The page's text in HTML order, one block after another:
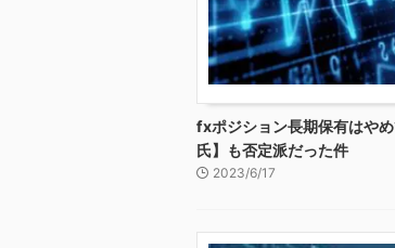
fxポジション長期保有はや
氏】も否定派だった件
2023/6/17